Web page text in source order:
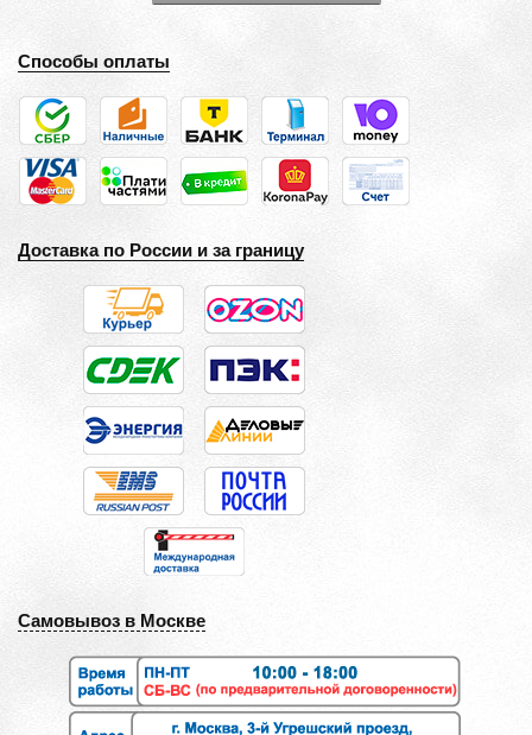
Способы оплаты
Доставка по России и за границу
Самовывоз в Москве